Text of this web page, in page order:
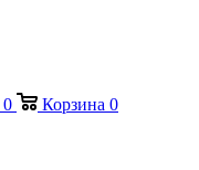
0 Корзина 0